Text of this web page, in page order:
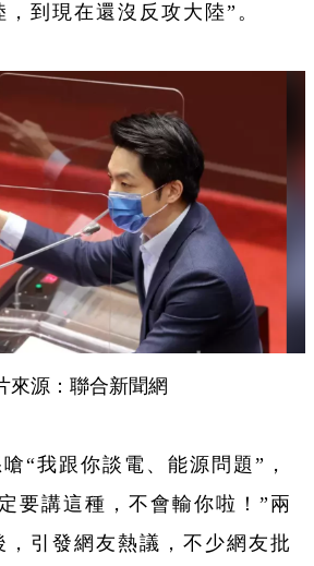
到現在還沒反攻大陸”。
來源：聯合新聞網
“我跟你談電、能源問題”，
要講這種，不會輸你啦！”兩
，引發網友熱議，不少網友批